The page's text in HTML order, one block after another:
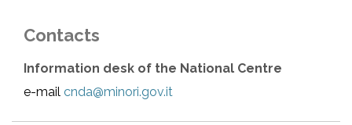
Contacts
Information desk of the National Centre
e-mail cnda@minori.gov.it